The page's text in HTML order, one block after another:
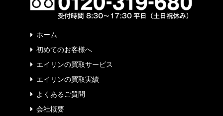
ホーム
初めてのお客様へ
エイリンの買取サービス
エイリンの買取実績
よくあるご質問
会社概要